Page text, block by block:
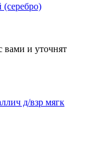
вами и уточнят